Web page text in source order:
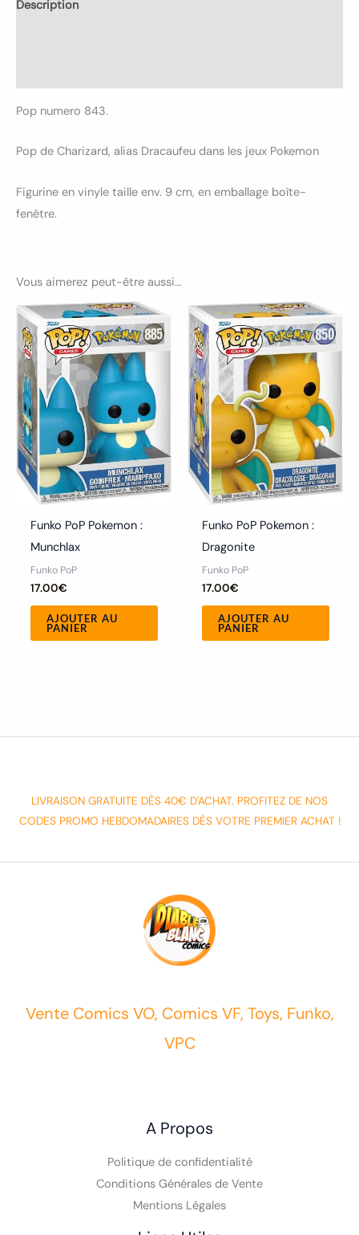
Description
Pop numero 843.
Pop de Charizard, alias Dracaufeu dans les jeux Pokemon
Figurine en vinyle taille env. 9 cm, en emballage boîte-
fenêtre.
Vous aimerez peut-être aussi…
Funko PoP Pokemon :
Munchlax
Funko PoP
17.00€
AJOUTER AU
PANIER
Funko PoP Pokemon :
Dragonite
Funko PoP
17.00€
AJOUTER AU
PANIER
LIVRAISON GRATUITE DÈS 40€ D'ACHAT. PROFITEZ DE NOS
CODES PROMO HEBDOMADAIRES DÈS VOTRE PREMIER ACHAT !
Vente Comics VO, Comics VF, Toys, Funko,
VPC
A Propos
Politique de confidentialité
Conditions Générales de Vente
Mentions Légales